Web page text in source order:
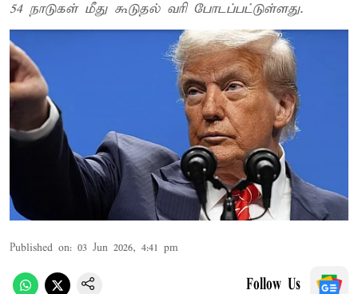
54 நாடுகள் மீது கூடுதல் வரி போடப்பட்டுள்ளது.
Published on: 03 Jun 2026, 4:41 pm
Follow Us